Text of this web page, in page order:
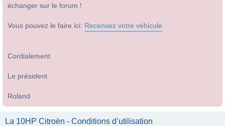
échanger sur le forum !
Vous pouvez le faire ici: Recensez votre véhicule
Cordialement
Le président
Roland
La 10HP Citroën - Conditions d’utilisation